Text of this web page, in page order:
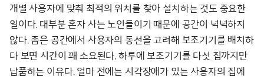
개별 사용자에 맞춰 최적의 위치를 찾아 설치하는 것도 중요한
일이다. 대부분 혼자 사는 노인들이기 때문에 공간이 넉넉하지
않다. 좁은 공간에서 사용자의 동선을 고려해 보조기기를 배치하
다 보면 시간이 꽤 소요된다. 하루에 보조기기를 다섯 집까지만
납품하는 이유다. 얼마 전에는 시각장애가 있는 사용자의 집에